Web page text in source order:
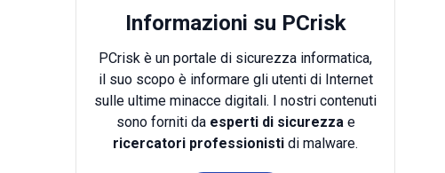
Informazioni su PCrisk
PCrisk è un portale di sicurezza informatica,
il suo scopo è informare gli utenti di Internet
sulle ultime minacce digitali. I nostri contenuti
sono forniti da esperti di sicurezzae
ricercatori professionisti di malware.